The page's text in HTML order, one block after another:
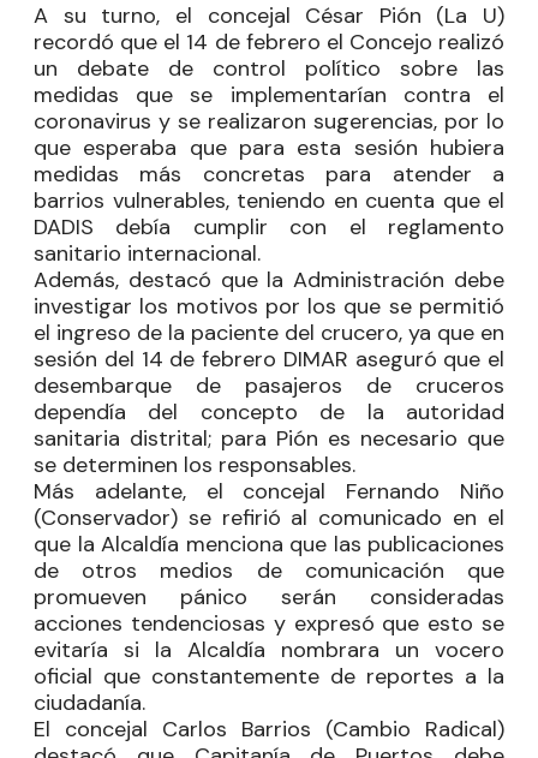
A su turno, el concejal César Pión (La U)
recordó que el 14 de febrero el Concejo realizó
un debate de control político sobre las
medidas que se implementarían contra el
coronavirus y se realizaron sugerencias, por lo
que esperaba que para esta sesión hubiera
medidas más concretas para atender a
barrios vulnerables, teniendo en cuenta que el
DADIS debía cumplir con el reglamento
sanitario internacional.
Además, destacó que la Administración debe
investigar los motivos por los que se permitió
el ingreso de la paciente del crucero, ya que en
sesión del 14 de febrero DIMAR aseguró que el
desembarque de pasajeros de cruceros
dependía del concepto de la autoridad
sanitaria distrital; para Pión es necesario que
se determinen los responsables.
Más adelante, el concejal Fernando Niño
(Conservador) se refirió al comunicado en el
que la Alcaldía menciona que las publicaciones
de otros medios de comunicación que
promueven pánico serán consideradas
acciones tendenciosas y expresó que esto se
evitaría si la Alcaldía nombrara un vocero
oficial que constantemente de reportes a la
ciudadanía.
El concejal Carlos Barrios (Cambio Radical)